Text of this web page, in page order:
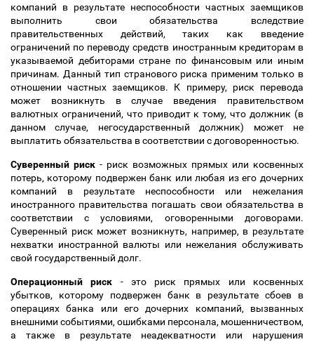
компаний в результате неспособности частных заемщиков
выполнить свои обязательства вследствие
правительственных действий, таких как введение
ограничений по переводу средств иностранным кредиторам в
указываемой дебиторами стране по финансовым или иным
причинам. Данный тип странового риска применим только в
отношении частных заемщиков. К примеру, риск перевода
может возникнуть в случае введения правительством
валютных ограничений, что приводит к тому, что должник (в
данном случае, негосударственный должник) может не
выплатить обязательства в соответствии с договоренностью.
Суверенный риск - риск возможных прямых или косвенных
потерь, которому подвержен банк или любая из его дочерних
компаний в результате неспособности или нежелания
иностранного правительства погашать свои обязательства в
соответствии с условиями, оговоренными договорами.
Суверенный риск может возникнуть, например, в результате
нехватки иностранной валюты или нежелания обслуживать
свой государственный долг.
Операционный риск - это риск прямых или косвенных
убытков, которому подвержен банк в результате сбоев в
операциях банка или его дочерних компаний, вызванных
внешними событиями, ошибками персонала, мошенничеством,
а также в результате неадекватности или нарушения